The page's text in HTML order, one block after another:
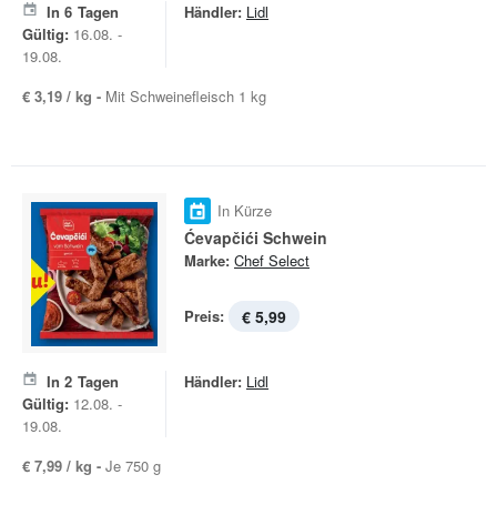
In 6 Tagen
Gültig: 16.08. -
19.08.
Händler: Lidl
€ 3,19 / kg - Mit Schweinefleisch 1 kg
In Kürze
Ćevapčići Schwein
Marke: Chef Select
Preis: € 5,99
In 2 Tagen
Gültig: 12.08. -
19.08.
Händler: Lidl
€ 7,99 / kg - Je 750 g